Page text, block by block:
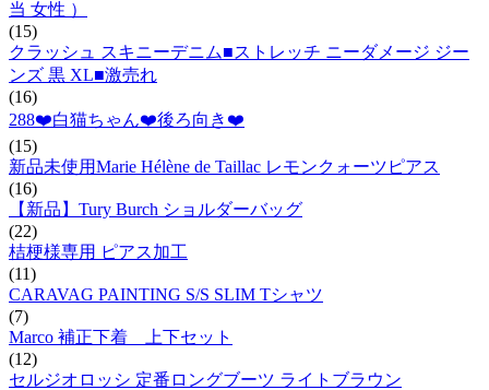
当 女性 ）
(15)
クラッシュ スキニーデニム■ストレッチ ニーダメージ ジー
ンズ 黒 XL■激売れ
(16)
288❤️白猫ちゃん❤️後ろ向き❤️
(15)
新品未使用Marie Hélène de Taillac レモンクォーツピアス
(16)
【新品】Tury Burch ショルダーバッグ
(22)
桔梗様専用 ピアス加工
(11)
CARAVAG PAINTING S/S SLIM Tシャツ
(7)
Marco 補正下着 上下セット
(12)
セルジオロッシ 定番ロングブーツ ライトブラウン